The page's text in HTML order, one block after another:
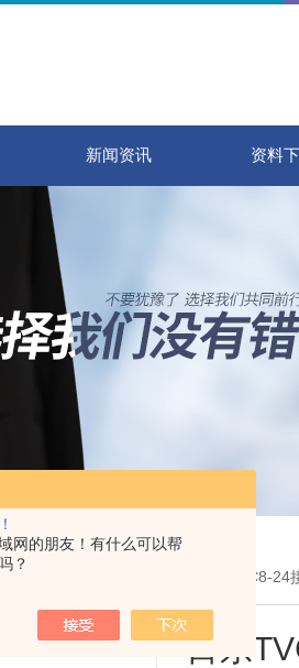
网的朋友！有什么可以帮
？
新闻资讯 资料
日东机箱 > 日东TVC8-24
日东